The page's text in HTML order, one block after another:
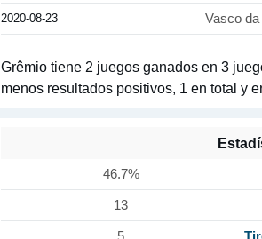
2020-08-23 Vasco
Grêmio tiene 2 juegos ganados en 3
menos resultados positivos, 1 en total y
46.7%
13